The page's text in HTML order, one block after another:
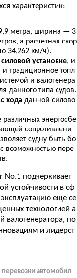
характеристик:
метра, ширина — 3
а расчетная скор
34,262 км/ч).
установке, и
традиционное топл
и валогенера
данного типа судов.
хода данной силово
энергосбе
сопротивлени
судну быть бо
возможностью пере
No.1 подчеркивает
устойчивости в сф
еще се
технологией а
валогенератора, по
и лидерст
перевозки автомобил